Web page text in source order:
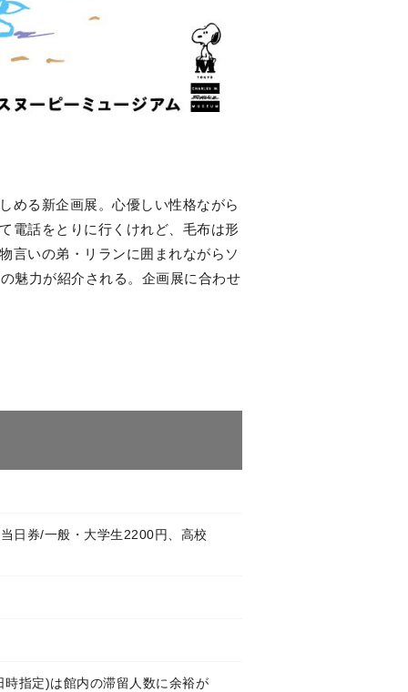
める新企画展。心優しい性格ながら
電話をとりに行くけれど、毛布は形
言いの弟・リランに囲まれながらソ
魅力が紹介される。企画展に合わせ
日券/一般・大学生2200円、高校
指定)は館内の滞留人数に余裕が